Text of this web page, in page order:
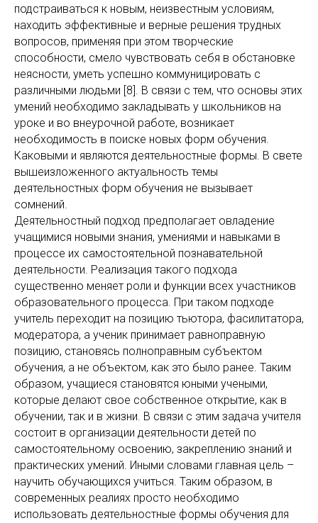
подстраиваться к новым, неизвестным условиям,
находить эффективные и верные решения трудных
вопросов, применяя при этом творческие
способности, смело чувствовать себя в обстановке
неясности, уметь успешно коммуницировать с
различными людьми [8]. В связи с тем, что основы этих
умений необходимо закладывать у школьников на
уроке и во внеурочной работе, возникает
необходимость в поиске новых форм обучения.
Каковыми и являются деятельностные формы. В свете
вышеизложенного актуальность темы
деятельностных форм обучения не вызывает
сомнений.
Деятельностный подход предполагает овладение
учащимися новыми знания, умениями и навыками в
процессе их самостоятельной познавательной
деятельности. Реализация такого подхода
существенно меняет роли и функции всех участников
образовательного процесса. При таком подходе
учитель переходит на позицию тьютора, фасилитатора,
модератора, а ученик принимает равноправную
позицию, становясь полноправным субъектом
обучения, а не объектом, как это было ранее. Таким
образом, учащиеся становятся юными учеными,
которые делают свое собственное открытие, как в
обучении, так и в жизни. В связи с этим задача учителя
состоит в организации деятельности детей по
самостоятельному освоению, закреплению знаний и
практических умений. Иными словами главная цель –
научить обучающихся учиться. Таким образом, в
современных реалиях просто необходимо
использовать деятельностные формы обучения для